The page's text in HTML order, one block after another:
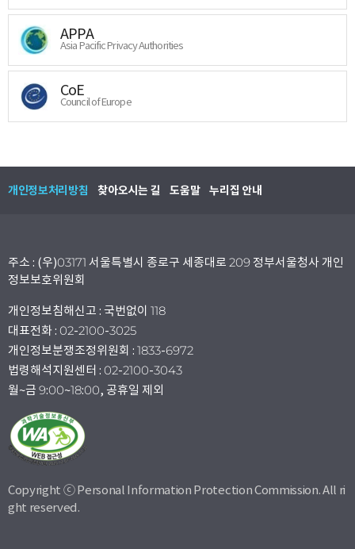
APPA
Asia Pacific Privacy Authorities
CoE
Council of Europe
개인정보처리방침 찾아오시는 길 도움말 누리집 안내
주소 : (우)03171 서울특별시 종로구 세종대로 209 정부서울청사 개인
정보보호위원회
개인정보침해신고 : 국번없이 118
대표전화 : 02-2100-3025
개인정보분쟁조정위원회 : 1833-6972
법령해석지원센터 : 02-2100-3043
월~금 9:00~18:00, 공휴일 제외
Copyright ⓒ Personal Information Protection Commission. All ri
ght reserved.